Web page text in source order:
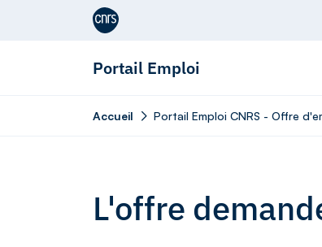
Aller au contenu
Portail Emploi
Accueil Portail Emploi CNRS - Offre
L'offre